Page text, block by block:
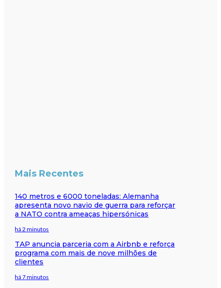
Mais Recentes
140 metros e 6000 toneladas: Alemanha
apresenta novo navio de guerra para reforçar
a NATO contra ameaças hipersónicas
há 2 minutos
TAP anuncia parceria com a Airbnb e reforça
programa com mais de nove milhões de
clientes
há 7 minutos